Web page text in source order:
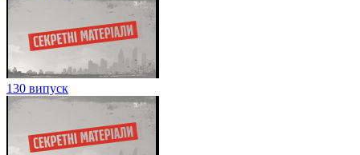
130 випуск